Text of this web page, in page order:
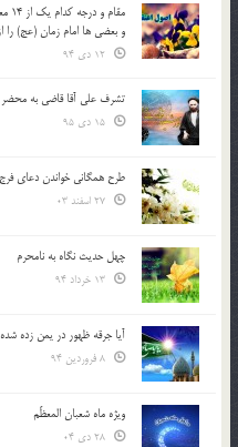
و بعضي ها امام زمان (عج) را
تشرف علي آقا قاضي به محضر
طرح همگانی خواندن دعای
چهل حدیث نگاه به نامحرم
آیا جرقه ظهور در یمن زده
ویژه ماه شعبان المعظّم